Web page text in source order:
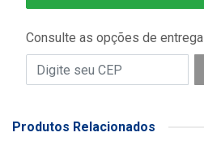
Consulte as opções de entrega
Produtos Relacionados